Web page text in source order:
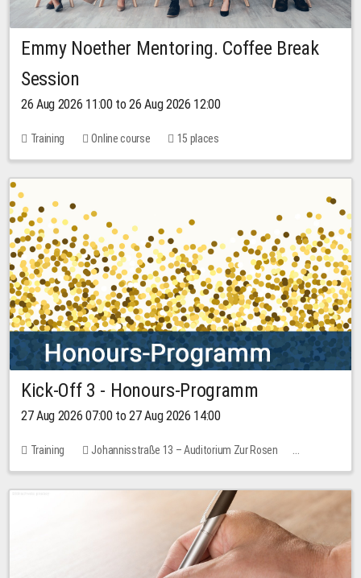
Emmy Noether Mentoring. Coffee Break
Session
26 Aug 2026 11:00 to 26 Aug 2026 12:00
Training Online course 15 places
Kick-Off 3 - Honours-Programm
27 Aug 2026 07:00 to 27 Aug 2026 14:00
Training
Johannisstraße 13 – Auditorium Zur Rosen
11 places